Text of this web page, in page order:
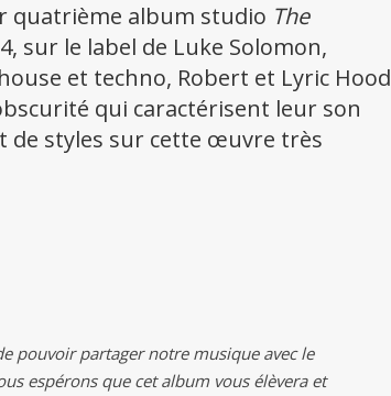
quatrième album studio The
sur le label de Luke Solomon,
et techno, Robert et Lyric Hood
qui caractérisent leur son
de styles sur cette œuvre très
pouvoir partager notre musique avec le
espérons que cet album vous élèvera et